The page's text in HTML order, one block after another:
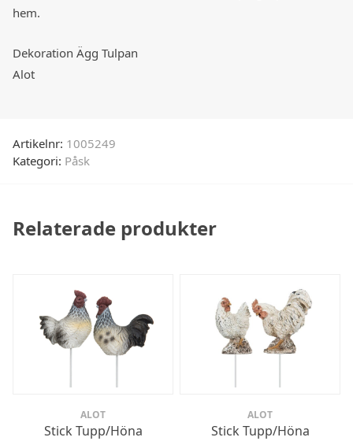
hem.
Dekoration Ägg Tulpan
Alot
Artikelnr: 1005249
Kategori: Påsk
Relaterade produkter
ALOT
Stick Tupp/Höna
ALOT
Stick Tupp/Höna